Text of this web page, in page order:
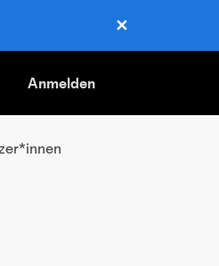
✕
Close
Anmelden